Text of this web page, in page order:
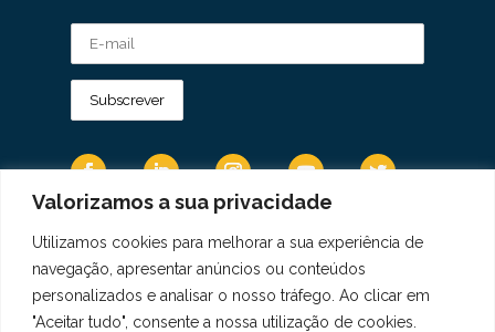
Valorizamos a sua privacidade
Utilizamos cookies para melhorar a sua experiência de
navegação, apresentar anúncios ou conteúdos
personalizados e analisar o nosso tráfego. Ao clicar em
"Aceitar tudo", consente a nossa utilização de cookies.
Os Dados Pessoais são tratados de acordo
com a Diretiva 95/46/CE do Regulamento
Geral sobre a Proteção de Dados.